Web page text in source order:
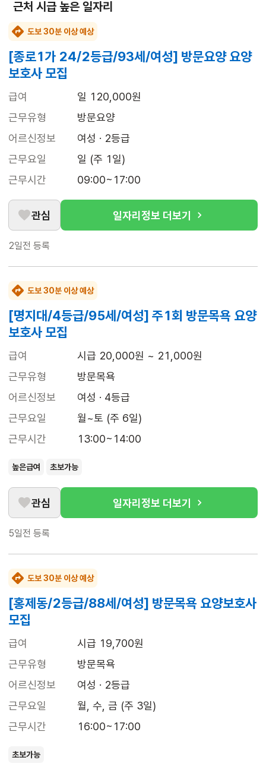
근처 시급 높은 일자리
도보 30분 이상 예상
[종로1가 24/2등급/93세/여성] 방문요양 요양
보호사 모집
급여
일 120,000원
근무유형
방문요양
어르신정보
여성 · 2등급
근무요일
일 (주 1일)
근무시간
09:00~17:00
관심 일자리정보 더보기
2일전 등록
도보 30분 이상 예상
[명지대/4등급/95세/여성] 주1회 방문목욕 요양
보호사 모집
급여
시급 20,000원 ~ 21,000원
근무유형
방문목욕
어르신정보
여성 · 4등급
근무요일
월~토 (주 6일)
근무시간
13:00~14:00
높은급여 초보가능
관심 일자리정보 더보기
5일전 등록
도보 30분 이상 예상
[홍제동/2등급/88세/여성] 방문목욕 요양보호사
모집
급여
시급 19,700원
근무유형
방문목욕
어르신정보
여성 · 2등급
근무요일
월, 수, 금 (주 3일)
근무시간
16:00~17:00
초보가능